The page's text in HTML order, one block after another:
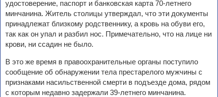
удостоверение, паспорт и банковская карта 70-летнего
минчанина. Житель столицы утверждал, что эти документы
принадлежат близкому родственнику, а кровь на обуви его,
так как он упал и разбил нос. Примечательно, что на лице ни
крови, ни ссадин не было.
В это же время в правоохранительные органы поступило
сообщение об обнаружении тела престарелого мужчины с
признаками насильственной смерти в подъезде дома, рядом
с которым недавно задержали 39-летнего минчанина.